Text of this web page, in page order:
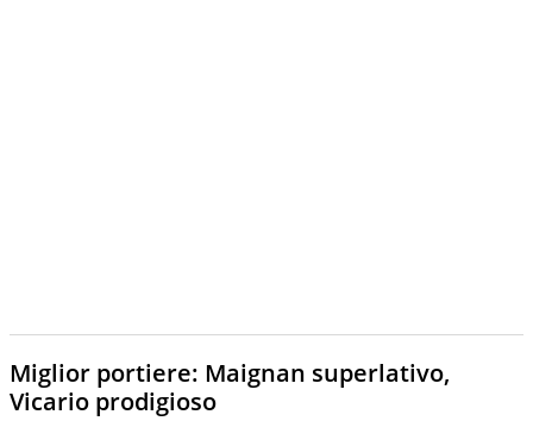
Miglior portiere: Maignan superlativo,
Vicario prodigioso